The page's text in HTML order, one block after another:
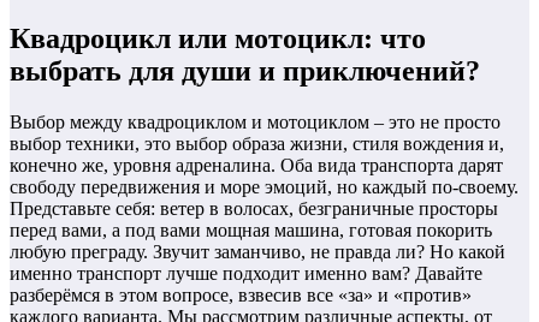
Квадроцикл или мотоцикл: что
выбрать для души и приключений?
Выбор между квадроциклом и мотоциклом – это не просто
выбор техники, это выбор образа жизни, стиля вождения и,
конечно же, уровня адреналина. Оба вида транспорта дарят
свободу передвижения и море эмоций, но каждый по-своему.
Представьте себя: ветер в волосах, безграничные просторы
перед вами, а под вами мощная машина, готовая покорить
любую преграду. Звучит заманчиво, не правда ли? Но какой
именно транспорт лучше подходит именно вам? Давайте
разберёмся в этом вопросе, взвесив все «за» и «против»
каждого варианта. Мы рассмотрим различные аспекты, от